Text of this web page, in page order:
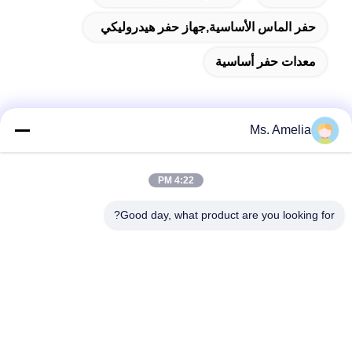
حفر الماس الأساسية,جهاز حفر هيدروليكي
معدات حفر أساسية
لا، لا، لا122شارع شيزانغ، مدينة ووشي، مقاطعة جيانغسو،
Ms. Amelia
4:22 PM
Good day, what product are you looking for?